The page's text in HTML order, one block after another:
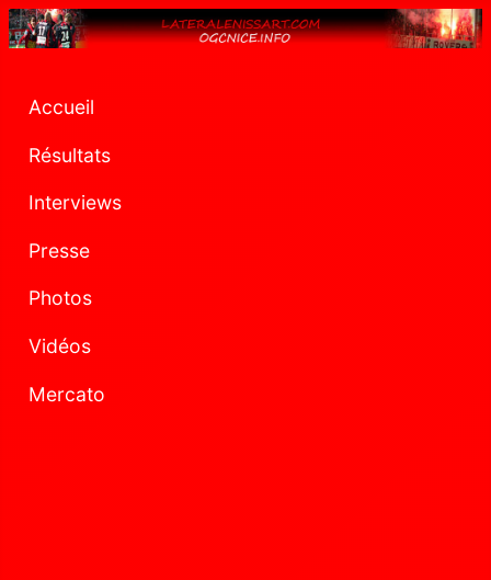
Accueil
Résultats
Interviews
Presse
Photos
Vidéos
Mercato